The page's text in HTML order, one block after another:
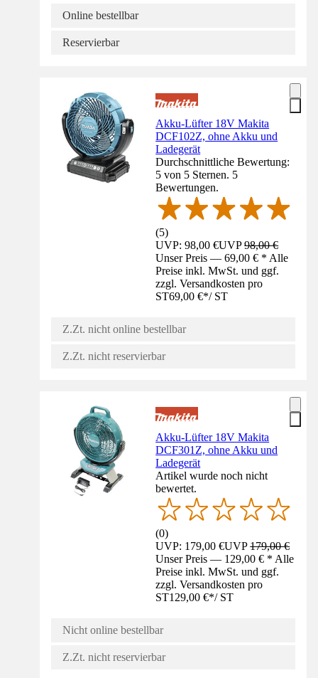
Online bestellbar
Reservierbar
Akku-Lüfter 18V Makita
DCF102Z, ohne Akku und
Ladegerät
Durchschnittliche Bewertung:
5 von 5 Sternen. 5
Bewertungen.
(5)
UVP: 98,00 €UVP98,00 €
Unser Preis — 69,00 € * Alle
Preise inkl. MwSt. und ggf.
zzgl. Versandkosten pro
ST69,00 €*/ ST
Z.Zt. nicht online bestellbar
Z.Zt. nicht reservierbar
Akku-Lüfter 18V Makita
DCF301Z, ohne Akku und
Ladegerät
Artikel wurde noch nicht
bewertet.
(0)
UVP: 179,00 €UVP179,00 €
Unser Preis — 129,00 € * Alle
Preise inkl. MwSt. und ggf.
zzgl. Versandkosten pro
ST129,00 €*/ ST
Nicht online bestellbar
Z.Zt. nicht reservierbar